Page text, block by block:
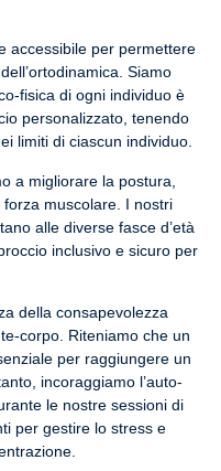
accessibile per permettere
Siamo
fisica di ogni individuo è
personalizzato, tenendo
limiti di ciascun individuo.
a migliorare la postura,
forza muscolare. I nostri
alle diverse fasce d’età
inclusivo e sicuro per
della consapevolezza
corpo. Riteniamo che un
per raggiungere un
incoraggiamo l’auto-
le nostre sessioni di
per gestire lo stress e